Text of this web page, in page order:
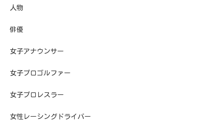
人物
俳優
女子アナウンサー
女子プロゴルファー
女子プロレスラー
女性レーシングドライバー